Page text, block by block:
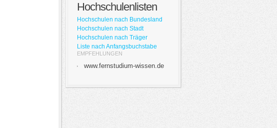
Hochschulenlisten
Hochschulen nach Bundesland
Hochschulen nach Stadt
Hochschulen nach Träger
Liste nach Anfangsbuchstabe
EMPFEHLUNGEN
www.fernstudium-wissen.de